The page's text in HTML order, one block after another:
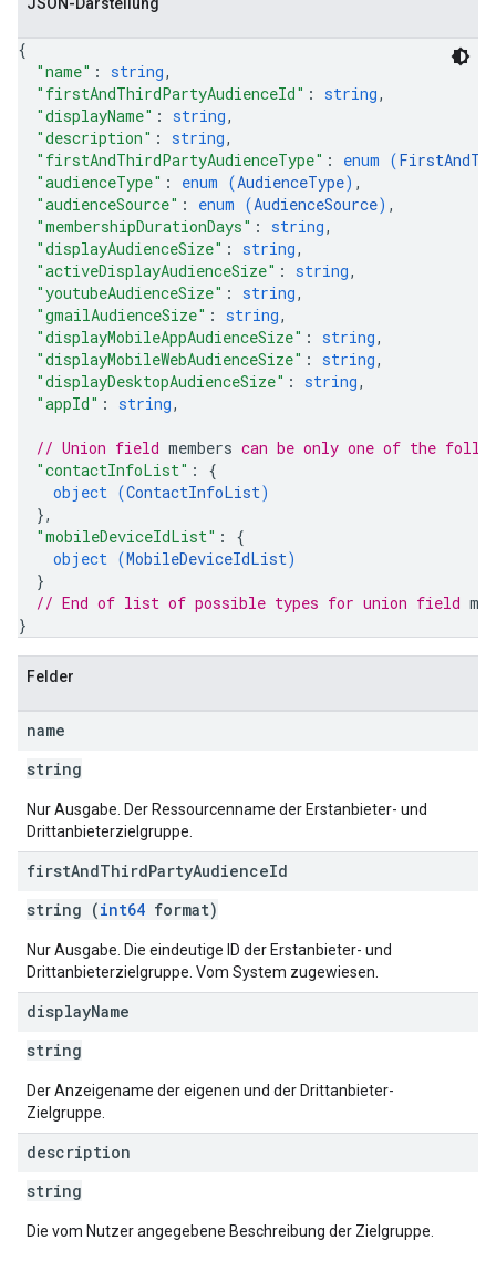
{
"name" : string,
"firstAndThirdPartyAudienceId" : string,
"displayName" : string,
"description" : string,
"firstAndThirdPartyAudienceType" : enum (
"audienceType" : enum (AudienceType) ,
"audienceSource" : enum (AudienceSource) ,
"membershipDurationDays" : string,
"displayAudienceSize" : string,
"activeDisplayAudienceSize" : string,
"youtubeAudienceSize" : string,
"gmailAudienceSize" : string,
"displayMobileAppAudienceSize" : string,
"displayMobileWebAudienceSize" : string,
"displayDesktopAudienceSize" : string,
"appId" : string,
// Union field members can be only one of the
"contactInfoList" : {
object (ContactInfoList)
},
"mobileDeviceIdList" : {
object (MobileDeviceIdList)
}
// End of list of possible types for union field
}
Felder
name
string
Nur Ausgabe. Der Ressourcenname der Erstanbieter- und
Drittanbieterzielgruppe.
firstAndThirdPartyAudienceId
string (int64 format)
Nur Ausgabe. Die eindeutige ID der Erstanbieter- und
Drittanbieterzielgruppe. Vom System zugewiesen.
displayName
string
Der Anzeigename der eigenen und der Drittanbieter-
Zielgruppe.
description
string
Die vom Nutzer angegebene Beschreibung der Zielgruppe.